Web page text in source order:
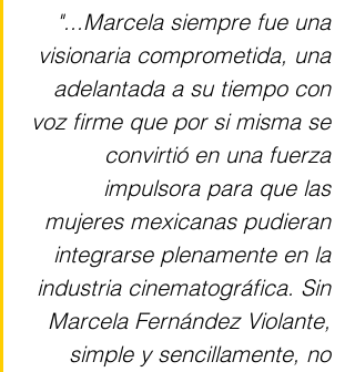
"...Marcela siempre fue una
visionaria comprometida, una
adelantada a su tiempo con
voz firme que por si misma se
convirtió en una fuerza
impulsora para que las
mujeres mexicanas pudieran
integrarse plenamente en la
industria cinematográfica. Sin
Marcela Fernández Violante,
simple y sencillamente, no